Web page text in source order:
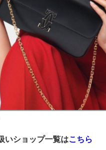
いショップ一覧はこちら